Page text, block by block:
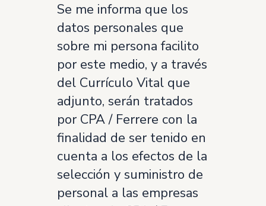
Se me informa que los
datos personales que
sobre mi persona facilito
por este medio, y a través
del Currículo Vital que
adjunto, serán tratados
por CPA / Ferrere con la
finalidad de ser tenido en
cuenta a los efectos de la
selección y suministro de
personal a las empresas